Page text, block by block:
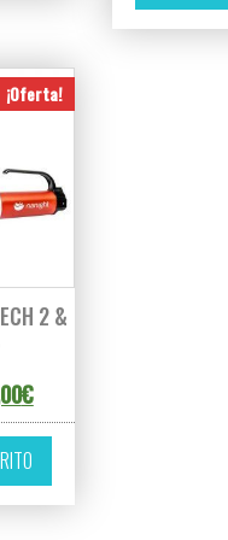
¡Oferta!
2 &
original era: 1.000,00€.
€El precio actual es: 950,00€.